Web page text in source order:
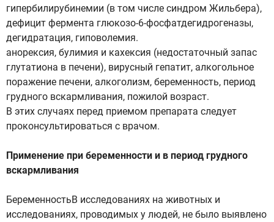
гипербилирубинемии (в том числе синдром Жильбера),
дефицит фермента глюкозо-6-фосфатдегидрогеназы,
дегидратация, гиповолемия.
анорексия, булимия и кахексия (недостаточный запас
глутатиона в печени), вирусный гепатит, алкогольное
поражение печени, алкоголизм, беременность, период
грудного вскармливания, пожилой возраст.
В этих случаях перед приемом препарата следует
проконсультироваться с врачом.
Применение при беременности и в период грудного
вскармливания
БеременностьВ исследованиях на животных и
исследованиях, проводимых у людей, не было выявлено